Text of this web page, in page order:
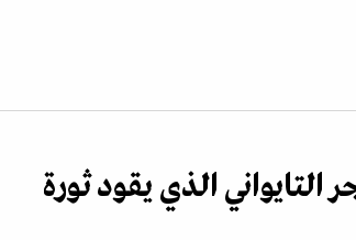
الذي يقود ثورة